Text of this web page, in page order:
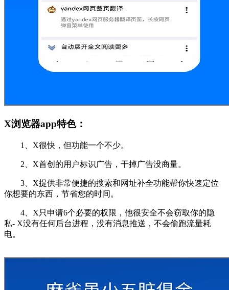
X浏览器app特色：
1、X很快，但功能一个不少。
2、X首创的用户标识广告，干掉广告没商量。
3、X提供非常便捷的搜索和网址补全功能帮你快速定位
你想要的东西，节省您的时间。
4、X只申请6个必要的权限，他很安全不会窃取你的隐
私- X没有任何后台进程，没有消息推送，不会偷跑流量耗
电。